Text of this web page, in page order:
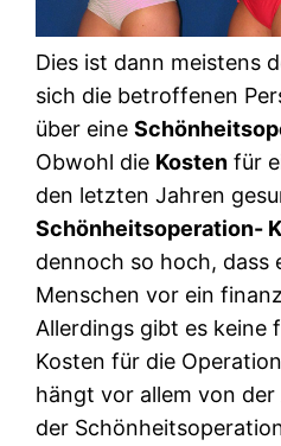
Dies ist dann meistens
sich die betroffenen
über eine
Obwohl die Kosten für
den letzten Jahren
Schönheitsoperation-
dennoch so hoch, dass
Menschen vor ein
Allerdings gibt es keine
Kosten für die
hängt vor allem von
der